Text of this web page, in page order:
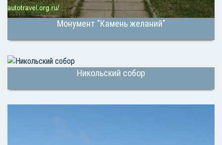
Монумент "Камень желаний"
Никольский собор